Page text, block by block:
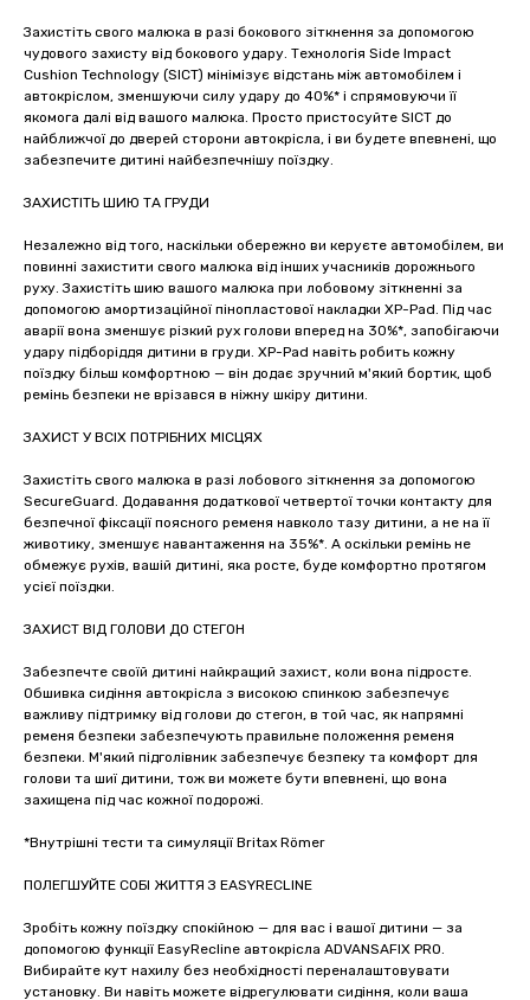
Захистіть свого малюка в разі бокового зіткнення за допомогою
чудового захисту від бокового удару. Технологія Side Impact
Cushion Technology (SICT) мінімізує відстань між автомобілем і
автокріслом, зменшуючи силу удару до 40%* і спрямовуючи її
якомога далі від вашого малюка. Просто пристосуйте SICT до
найближчої до дверей сторони автокрісла, і ви будете впевнені, що
забезпечите дитині найбезпечнішу поїздку.
ЗАХИСТІТЬ ШИЮ ТА ГРУДИ
Незалежно від того, наскільки обережно ви керуєте автомобілем, ви
повинні захистити свого малюка від інших учасників дорожнього
руху. Захистіть шию вашого малюка при лобовому зіткненні за
допомогою амортизаційної пінопластової накладки XP-Pad. Під час
аварії вона зменшує різкий рух голови вперед на 30%*, запобігаючи
удару підборіддя дитини в груди. XP-Pad навіть робить кожну
поїздку більш комфортною — він додає зручний м'який бортик, щоб
ремінь безпеки не врізався в ніжну шкіру дитини.
ЗАХИСТ У ВСІХ ПОТРІБНИХ МІСЦЯХ
Захистіть свого малюка в разі лобового зіткнення за допомогою
SecureGuard. Додавання додаткової четвертої точки контакту для
безпечної фіксації поясного ременя навколо тазу дитини, а не на її
животику, зменшує навантаження на 35%*. А оскільки ремінь не
обмежує рухів, вашій дитині, яка росте, буде комфортно протягом
усієї поїздки.
ЗАХИСТ ВІД ГОЛОВИ ДО СТЕГОН
Забезпечте своїй дитині найкращий захист, коли вона підросте.
Обшивка сидіння автокрісла з високою спинкою забезпечує
важливу підтримку від голови до стегон, в той час, як напрямні
ременя безпеки забезпечують правильне положення ременя
безпеки. М'який підголівник забезпечує безпеку та комфорт для
голови та шиї дитини, тож ви можете бути впевнені, що вона
захищена під час кожної подорожі.
*Внутрішні тести та симуляції Britax Römer
ПОЛЕГШУЙТЕ СОБІ ЖИТТЯ З EASYRECLINE
Зробіть кожну поїздку спокійною — для вас і вашої дитини — за
допомогою функції EasyRecline автокрісла ADVANSAFIX PRO.
Вибирайте кут нахилу без необхідності переналаштовувати
установку. Ви навіть можете відрегулювати сидіння, коли ваша